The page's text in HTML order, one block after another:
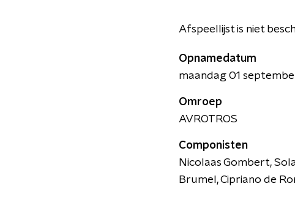
Afspeellijst is niet
Opnamedatum
maandag 01
Omroep
AVROTROS
Componisten
Nicolaas Gombert,
Brumel, Cipriano de